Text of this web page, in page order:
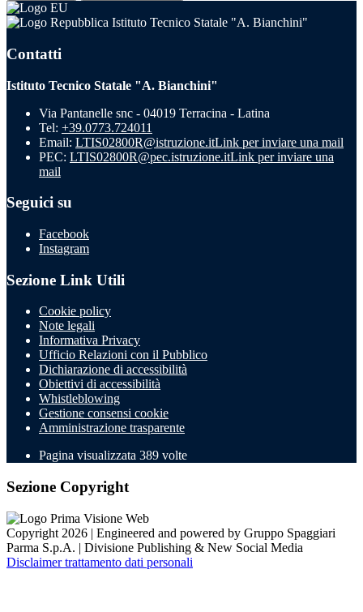
Istituto Tecnico Statale "A. Bianchini"
Contatti
Istituto Tecnico Statale "A. Bianchini"
Via Pantanelle snc - 04019 Terracina - Latina
Tel: +39.0773.724011
Email: LTIS02800R@istruzione.itLink per inviare una mail
PEC: LTIS02800R@pec.istruzione.itLink per inviare una
mail
Seguici su
Facebook
Instagram
Sezione Link Utili
Cookie policy
Note legali
Informativa Privacy
Ufficio Relazioni con il Pubblico
Dichiarazione di accessibilità
Obiettivi di accessibilità
Whistleblowing
Gestione consensi cookie
Amministrazione trasparente
Pagina visualizzata 389 volte
Sezione Copyright
Copyright 2026 | Engineered and powered by Gruppo Spaggiari
Parma S.p.A. | Divisione Publishing & New Social Media
Disclaimer trattamento dati personali